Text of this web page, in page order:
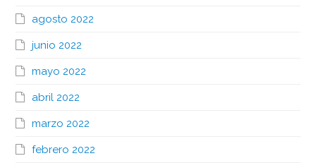
agosto 2022
junio 2022
mayo 2022
abril 2022
marzo 2022
febrero 2022